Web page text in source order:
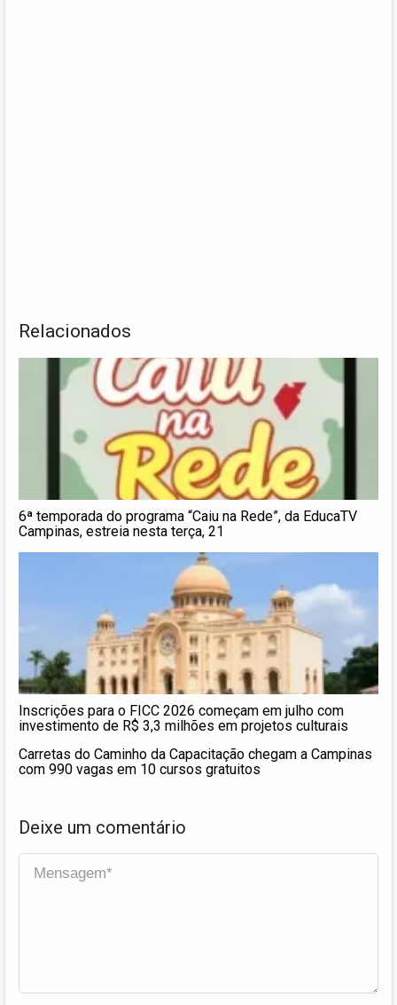
Relacionados
6ª temporada do programa “Caiu na Rede”, da EducaTV
Campinas, estreia nesta terça, 21
Inscrições para o FICC 2026 começam em julho com
investimento de R$ 3,3 milhões em projetos culturais
Carretas do Caminho da Capacitação chegam a Campinas
com 990 vagas em 10 cursos gratuitos
Deixe um comentário